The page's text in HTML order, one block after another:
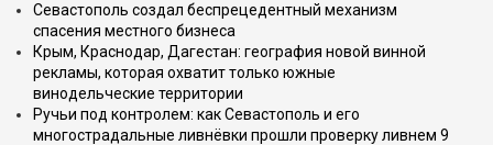
Севастополь создал беспрецедентный механизм
спасения местного бизнеса
Крым, Краснодар, Дагестан: география новой винной
рекламы, которая охватит только южные
винодельческие территории
Ручьи под контролем: как Севастополь и его
многострадальные ливнёвки прошли проверку ливнем 9